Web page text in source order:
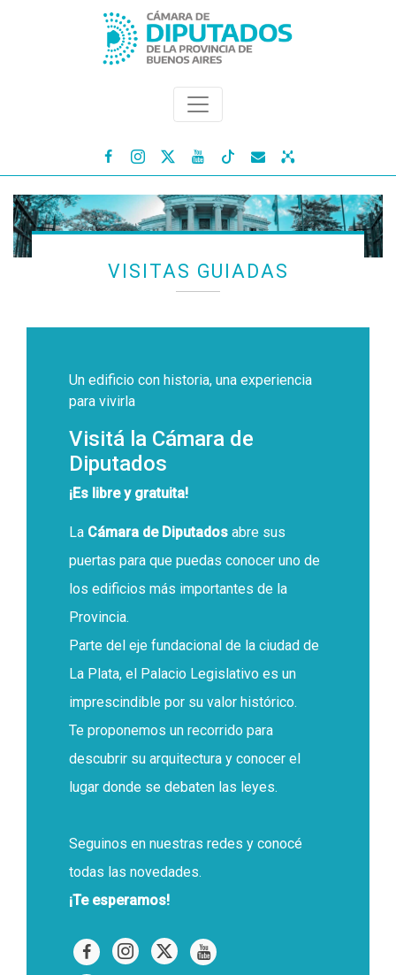
   
VISITAS GUIADAS
Un edificio con historia, una experiencia
para vivirla
Visitá la Cámara de
Diputados
¡Es libre y gratuita!
La Cámara de Diputados abre sus
puertas para que puedas conocer uno de
los edificios más importantes de la
Provincia.
Parte del eje fundacional de la ciudad de
La Plata, el Palacio Legislativo es un
imprescindible por su valor histórico.
Te proponemos un recorrido para
descubrir su arquitectura y conocer el
lugar donde se debaten las leyes.
Seguinos en nuestras redes y conocé
todas las novedades.
¡Te esperamos!
 